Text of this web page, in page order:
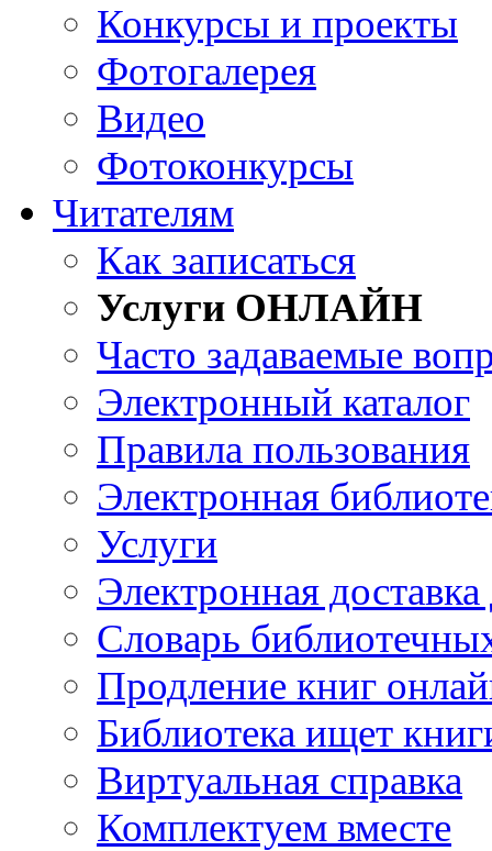
Конкурсы и проекты
Фотогалерея
Видео
Фотоконкурсы
Читателям
Как записаться
Услуги ОНЛАЙН
Часто задаваемые
Электронный каталог
Правила пользования
Электронная
Услуги
Электронная
Словарь
Продление книг
Библиотека ищет
Виртуальная справка
Комплектуем вместе